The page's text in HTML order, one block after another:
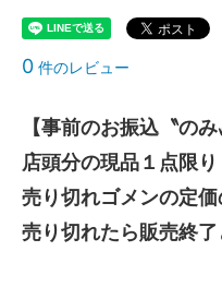
0 件のレビュー
【事前のお振込〝のみ
店頭分の現品１点限り
売り切れゴメンの定価
売り切れたら販売終了